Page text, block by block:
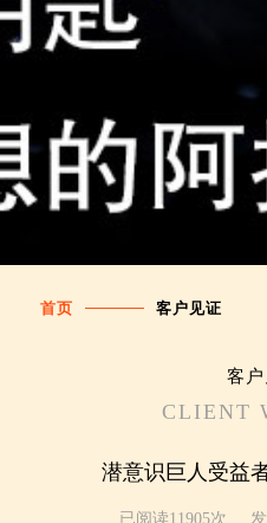
首页 客户见证
客户
CLIENT
潜意识巨人受益
已阅读11905次